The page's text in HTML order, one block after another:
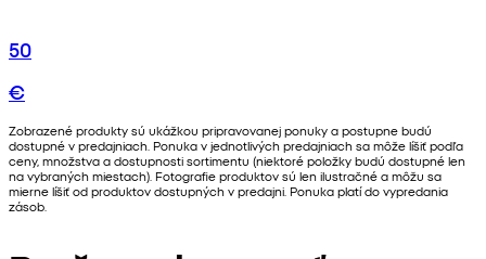
50
€
Zobrazené produkty sú ukážkou pripravovanej ponuky a postupne budú
dostupné v predajniach. Ponuka v jednotlivých predajniach sa môže líšiť podľa
ceny, množstva a dostupnosti sortimentu (niektoré položky budú dostupné len
na vybraných miestach). Fotografie produktov sú len ilustračné a môžu sa
mierne líšiť od produktov dostupných v predajni. Ponuka platí do vypredania
zásob.